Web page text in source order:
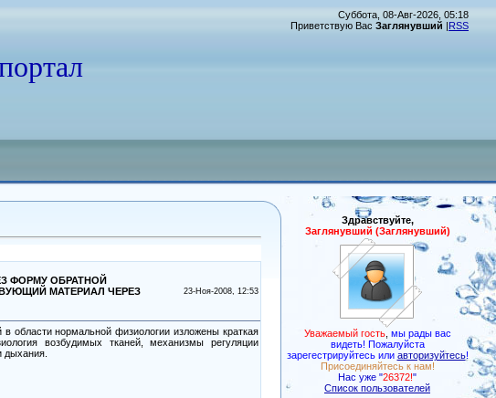
Суббота, 08-Авг-2026, 05:18
Приветствую Вас Заглянувший |RSS
ФОРМУ ОБРАТНОЙ
МАТЕРИАЛ ЧЕРЕЗ
23-Ноя-2008, 12:53
области нормальной физиологии изложены краткая
возбудимых тканей, механизмы регуляции
дыхания.
Здравствуйте,
Заглянувший (Заглянувший)
Уважаемый гость, мы рады вас
видеть! Пожалуйста
зарегестрируйтесь или авторизуйтесь!
Присоединяйтесь к нам!
Нас уже "26372!"
Список пользователей